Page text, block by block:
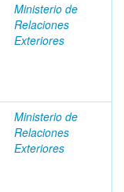
Ministerio de
Relaciones
Exteriores
Ministerio de
Relaciones
Exteriores